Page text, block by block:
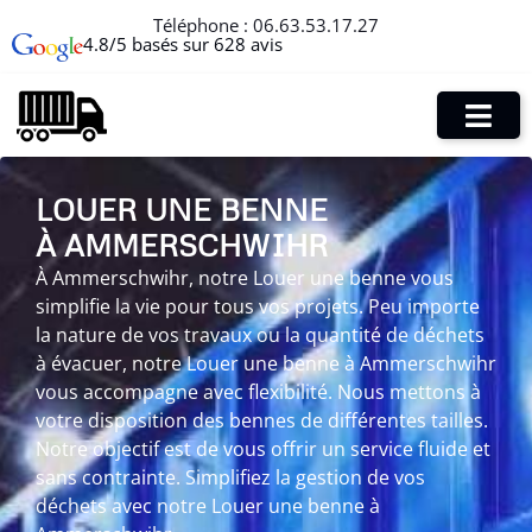
Téléphone : 06.63.53.17.27
4.8/5 basés sur 628 avis
LOUER UNE BENNE
À AMMERSCHWIHR
À Ammerschwihr, notre Louer une benne vous
simplifie la vie pour tous vos projets. Peu importe
la nature de vos travaux ou la quantité de déchets
à évacuer, notre Louer une benne à Ammerschwihr
vous accompagne avec flexibilité. Nous mettons à
votre disposition des bennes de différentes tailles.
Notre objectif est de vous offrir un service fluide et
sans contrainte. Simplifiez la gestion de vos
déchets avec notre Louer une benne à